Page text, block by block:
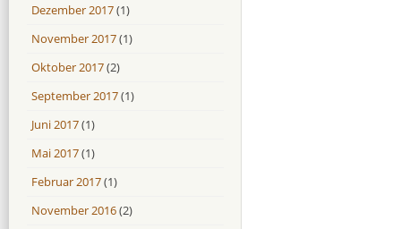
Dezember 2017(1)
November 2017(1)
Oktober 2017(2)
September 2017(1)
Juni 2017(1)
Mai 2017(1)
Februar 2017(1)
November 2016(2)